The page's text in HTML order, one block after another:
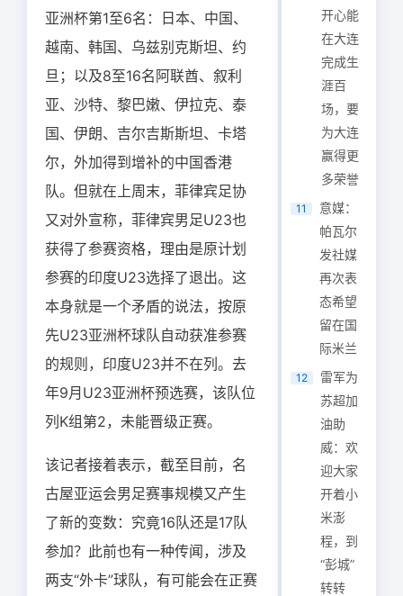
亚洲杯第1至6名：日本、中国、
越南、韩国、乌兹别克斯坦、约
旦；以及8至16名阿联酋、叙利
亚、沙特、黎巴嫩、伊拉克、泰
国、伊朗、吉尔吉斯斯坦、卡塔
尔，外加得到增补的中国香港
队。但就在上周末，菲律宾足协
又对外宣称，菲律宾男足U23也
获得了参赛资格，理由是原计划
参赛的印度U23选择了退出。这
本身就是一个矛盾的说法，按原
先U23亚洲杯球队自动获准参赛
的规则，印度U23并不在列。去
年9月U23亚洲杯预选赛，该队位
列K组第2，未能晋级正赛。
该记者接着表示，截至目前，名
古屋亚运会男足赛事规模又产生
了新的变数：究竟16队还是17队
参加？此前也有一种传闻，涉及
两支“外卡”球队，有可能会在正赛
开心能
在大连
完成生
涯百
场，要
为大连
赢得更
多荣誉
11
意媒：
帕瓦尔
发社媒
再次表
态希望
留在国
际米兰
12
雷军为
苏超加
油助
威：欢
迎大家
开着小
米澎
程，到
“彭城”
转转